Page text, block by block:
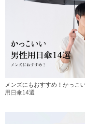
メンズにもおすすめ！かっこ
用日傘14選